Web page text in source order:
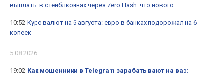
выплаты в стейблкоинах через Zero Hash: что нового
10:52 Курс валют на 6 августа: евро в банках подорожал на 6
копеек
5.08.2026
19:02 Как мошенники в Telegram зарабатывают на вас: